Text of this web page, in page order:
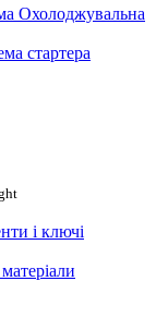
Охолоджувальна
стартера
і ключі